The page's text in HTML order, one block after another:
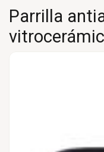
Parrilla